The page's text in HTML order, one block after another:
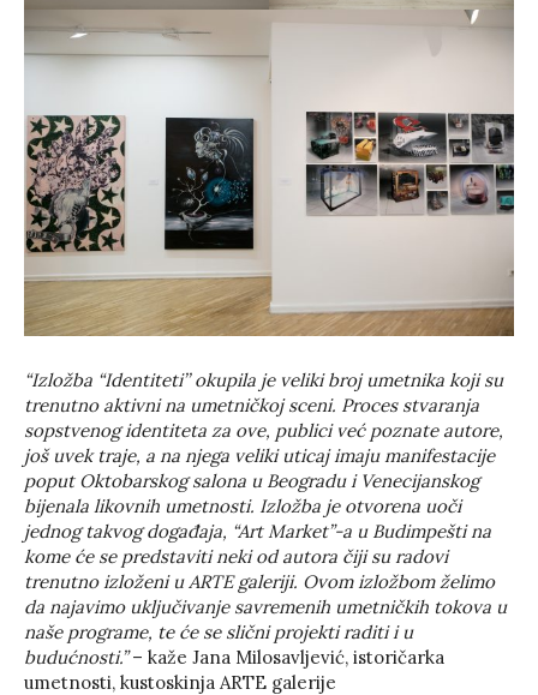
“Izložba “Identiteti’’ okupila je veliki broj umetnika koji su
trenutno aktivni na umetničkoj sceni. Proces stvaranja
sopstvenog identiteta za ove, publici već poznate autore,
još uvek traje, a na njega veliki uticaj imaju manifestacije
poput Oktobarskog salona u Beogradu i Venecijanskog
bijenala likovnih umetnosti. Izložba je otvorena uoči
jednog takvog događaja, “Art Market”-a u Budimpešti na
kome će se predstaviti neki od autora čiji su radovi
trenutno izloženi u ARTE galeriji. Ovom izložbom želimo
da najavimo uključivanje savremenih umetničkih tokova u
naše programe, te će se slični projekti raditi i u
budućnosti.”– kaže Jana Milosavljević, istoričarka
umetnosti, kustoskinja ARTE galerije